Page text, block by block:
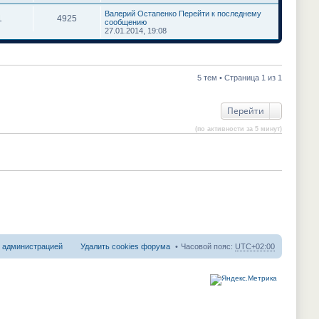
4925 Валерий Остапенко Перейти к последнему
сообщению
27.01.2014, 19:08
5 тем • Страница 1 из 1
Перейти
(по активности за 5 минут)
Часовой пояс: UTC+02:00
Удалить cookies форума
администрацией